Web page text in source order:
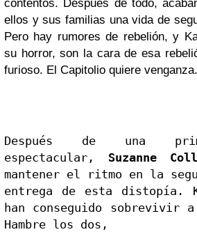
contentos. Después de todo,
ellos y sus familias una vida de
Pero hay rumores de rebelión, y
su horror, son la cara de esa
furioso. El Capitolio quiere venganza.
Después de una
espectacular, Suzanne
mantener el ritmo en la
entrega de esta distopía.
han conseguido sobrevivir
Hambre los dos,